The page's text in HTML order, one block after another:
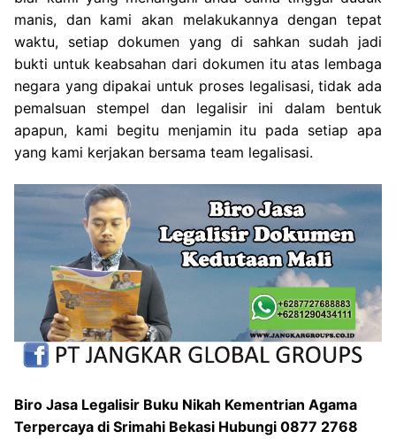
manis, dan kami akan melakukannya dengan tepat
waktu, setiap dokumen yang di sahkan sudah jadi
bukti untuk keabsahan dari dokumen itu atas lembaga
negara yang dipakai untuk proses legalisasi, tidak ada
pemalsuan stempel dan legalisir ini dalam bentuk
apapun, kami begitu menjamin itu pada setiap apa
yang kami kerjakan bersama team legalisasi.
Biro Jasa Legalisir Buku Nikah Kementrian Agama
Terpercaya di Srimahi Bekasi Hubungi 0877 2768